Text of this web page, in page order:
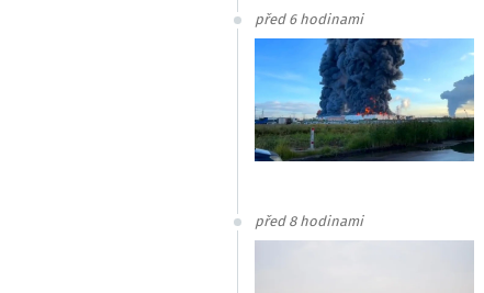
před 6 hodinami
před 8 hodinami